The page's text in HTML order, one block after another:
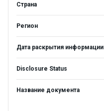
Страна
Регион
Дата раскрытия информации
Disclosure Status
Название документа